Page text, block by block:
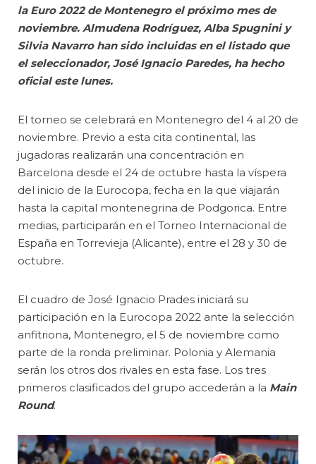
la Euro 2022 de Montenegro el próximo mes de
noviembre. Almudena Rodríguez, Alba Spugnini y
Silvia Navarro han sido incluidas en el listado que
el seleccionador, José Ignacio Paredes, ha hecho
oficial este lunes.
El torneo se celebrará en Montenegro del 4 al 20 de
noviembre. Previo a esta cita continental, las
jugadoras realizarán una concentración en
Barcelona desde el 24 de octubre hasta la víspera
del inicio de la Eurocopa, fecha en la que viajarán
hasta la capital montenegrina de Podgorica. Entre
medias, participarán en el Torneo Internacional de
España en Torrevieja (Alicante), entre el 28 y 30 de
octubre.
El cuadro de José Ignacio Prades iniciará su
participación en la Eurocopa 2022 ante la selección
anfitriona, Montenegro, el 5 de noviembre como
parte de la ronda preliminar. Polonia y Alemania
serán los otros dos rivales en esta fase. Los tres
primeros clasificados del grupo accederán a la Main
Round.